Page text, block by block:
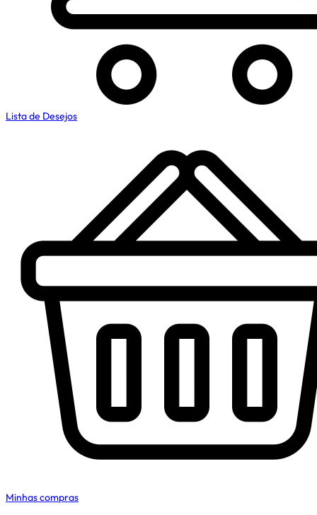
Lista de Desejos
Minhas compras